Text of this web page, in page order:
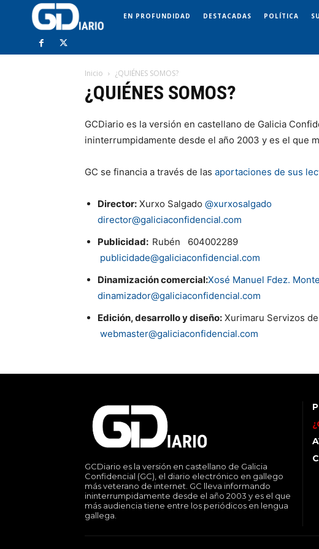
EN PROFUNDIDAD DESTACADAS POLÍTICA
Inicio ¿QUIÉNES SOMOS?
¿QUIÉNES SOMOS?
GCDiario es la versión en castellano de Galicia
ininterrumpidamente desde el año 2003 y es el que
GC se financia a través de las aportaciones de sus
Director: Xurxo Salgado @xurxosalgado
director@galiciaconfidencial.com
Publicidad: Rubén 604002289
publicidade@galiciaconfidencial.com
Dinamización comercial:Xosé Manuel Fdez.
dinamizador@galiciaconfidencial.com
Edición, desarrollo y diseño: Xurimaru Servizos
webmaster@galiciaconfidencial.com
GCDiario es la versión en castellano de Galicia
Confidencial (GC), el diario electrónico en gallego
más veterano de internet. GC lleva informando
ininterrumpidamente desde el año 2003 y es el que
más audiencia tiene entre los periódicos en lengua
gallega.